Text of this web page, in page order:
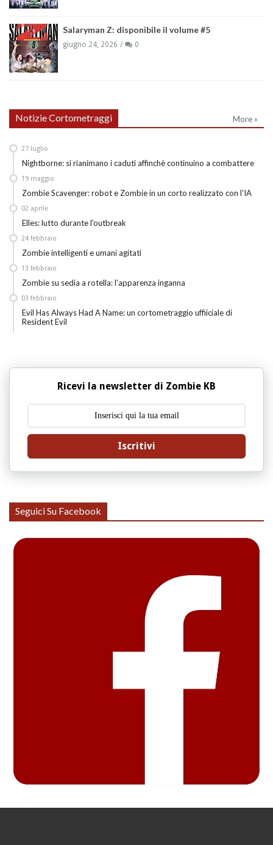
Salaryman Z: disponibile il volume #5
giugno 24, 2026 0
Notizie Cortometraggi More »
Nightborne: si rianimano i caduti affinchè continuino a combattere
27 luglio
Zombie Scavenger: robot e Zombie in un corto realizzato con l'IA
19 maggio
Elles: lutto durante l'outbreak
02 aprile
Zombie intelligenti e umani agitati
24 febbraio
Zombie su sedia a rotella: l'apparenza inganna
13 febbraio
Evil Has Always Had A Name: un cortometraggio uffiiciale di
Resident Evil
03 febbraio
Ricevi la newsletter di Zombie KB
Iscritivi
Seguici Su Facebook